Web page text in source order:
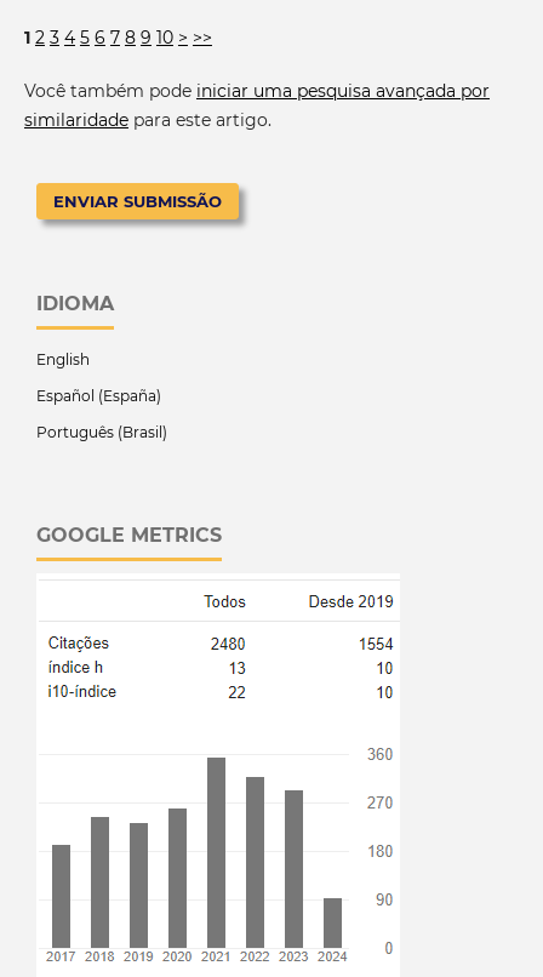
1 2 3 4 5 6 7 8 9 10 > >>
Você também pode iniciar uma pesquisa avançada por
similaridadepara este artigo.
ENVIAR SUBMISSÃO
IDIOMA
English
Español (España)
Português (Brasil)
GOOGLE METRICS